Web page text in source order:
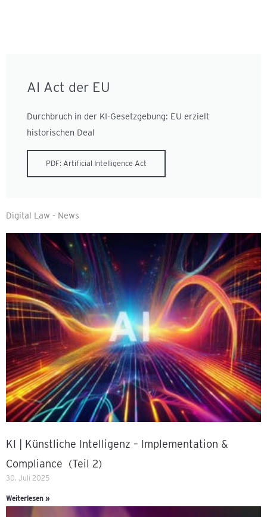
AI Act der EU
Durchbruch in der KI-Gesetzgebung: EU erzielt
historischen Deal
PDF: Artificial Intelligence Act
Digital Law - News
KI | Künstliche Intelligenz – Implementation &
Compliance (Teil 2)
30. Juli 2025
Weiterlesen »